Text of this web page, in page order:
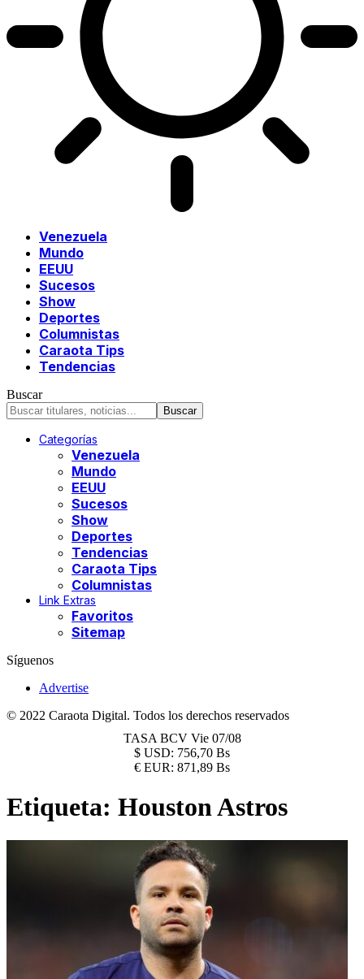
Venezuela
Mundo
EEUU
Sucesos
Show
Deportes
Columnistas
Caraota Tips
Tendencias
Buscar
Categorías
Venezuela
Mundo
EEUU
Sucesos
Show
Deportes
Tendencias
Caraota Tips
Columnistas
Link Extras
Favoritos
Sitemap
Síguenos
Advertise
© 2022 Caraota Digital. Todos los derechos reservados
TASA BCV Vie 07/08
$ USD: 756,70 Bs
€ EUR: 871,89 Bs
Etiqueta: Houston Astros